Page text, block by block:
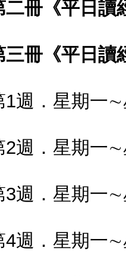
二冊《平日讀
三冊《平日讀
1週．星期一
2週．星期一
3週．星期一
4週．星期一